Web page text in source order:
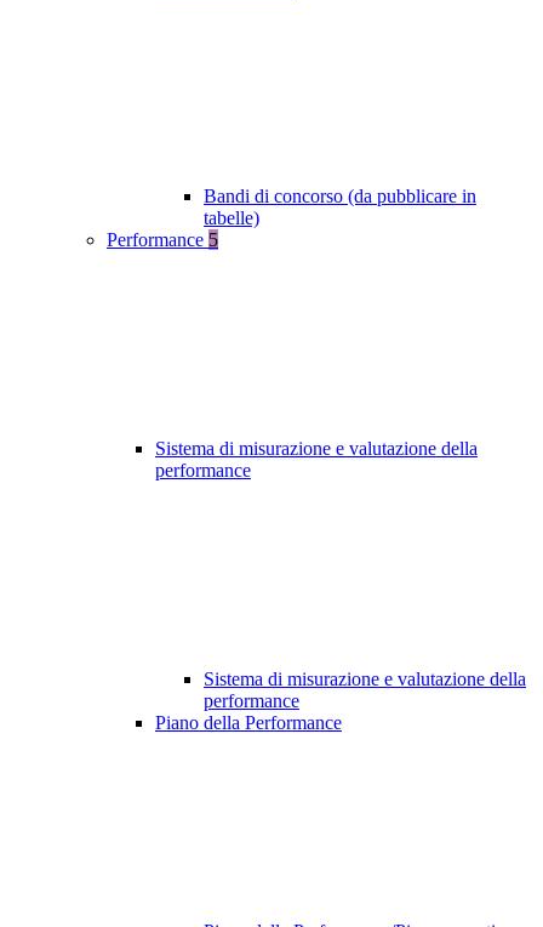
Bandi di concorso (da pubblicare in
tabelle)
Performance 5
Sistema di misurazione e valutazione della
performance
Sistema di misurazione e valutazione della
performance
Piano della Performance